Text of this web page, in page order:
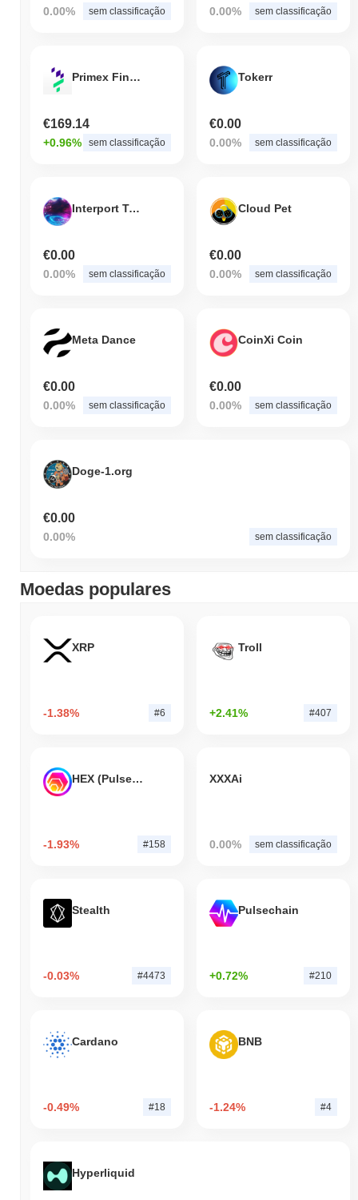
0.00% sem classificação 0.00% sem classificação
Primex Finance
€169.14
+0.96% sem classificação
Tokerr
€0.00
0.00% sem classificação
Interport Token
€0.00
0.00% sem classificação
Cloud Pet
€0.00
0.00% sem classificação
Meta Dance
€0.00
0.00% sem classificação
CoinXi Coin
€0.00
0.00% sem classificação
Doge-1.org
€0.00
0.00% sem classificação
Moedas populares
XRP
-1.38% #6
Troll
+2.41% #407
HEX (Pulsechain)
-1.93% #158
XXXAi
0.00% sem classificação
Stealth
-0.03% #4473
Pulsechain
+0.72% #210
Cardano
-0.49% #18
BNB
-1.24% #4
Hyperliquid